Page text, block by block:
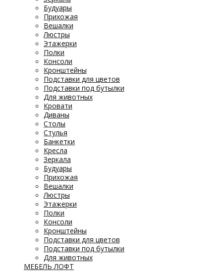
Будуары
Прихожая
Вешалки
Люстры
Этажерки
Полки
Консоли
Кронштейны
Подставки для цветов
Подставки под бутылки
Для животных
Кровати
Диваны
Столы
Стулья
Банкетки
Кресла
Зеркала
Будуары
Прихожая
Вешалки
Люстры
Этажерки
Полки
Консоли
Кронштейны
Подставки для цветов
Подставки под бутылки
Для животных
МЕБЕЛЬ ЛОФТ